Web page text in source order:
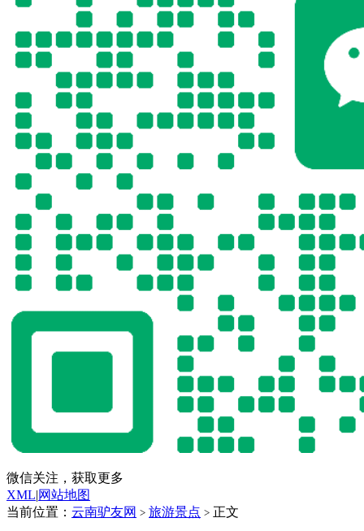
微信关注，获取更多
XML|网站地图
当前位置： 云南驴友网 > 旅游景点 > 正文